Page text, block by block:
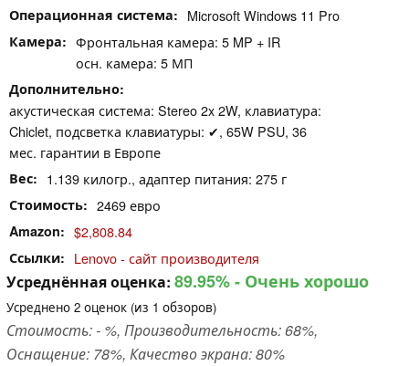
Операционная система Microsoft Windows 11 Pro
Камера
Фронтальная камера: 5 MP + IR
осн. камера: 5 МП
Дополнительно
акустическая система: Stereo 2x 2W, клавиатура:
Chiclet, подсветка клавиатуры: ✔, 65W PSU, 36
мес. гарантии в Европе
Вес 1.139 килогр., адаптер питания: 275 г
Стоимость 2469 евро
Amazon $2,808.84
Ссылки Lenovo - сайт производителя
Усреднённая оценка: 89.95%- Очень хорошо
Усреднено 2 оценок (из 1 обзоров)
Стоимость: - %, Производительность: 68%,
Оснащение: 78%, Качество экрана: 80%